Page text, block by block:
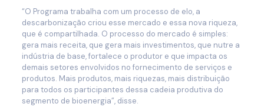
“O Programa trabalha com um processo de elo, a
descarbonização criou esse mercado e essa nova riqueza,
que é compartilhada. O processo do mercado é simples:
gera mais receita, que gera mais investimentos, que nutre a
indústria de base, fortalece o produtor e que impacta os
demais setores envolvidos no fornecimento de serviços e
produtos. Mais produtos, mais riquezas, mais distribuição
para todos os participantes dessa cadeia produtiva do
segmento de bioenergia”, disse.